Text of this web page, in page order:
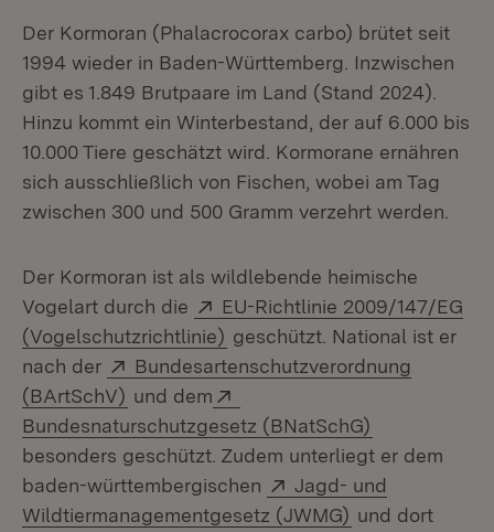
Der Kormoran (Phalacrocorax carbo) brütet seit
1994 wieder in Baden-Württemberg. Inzwischen
gibt es 1.849 Brutpaare im Land (Stand 2024).
Hinzu kommt ein Winterbestand, der auf 6.000 bis
10.000 Tiere geschätzt wird. Kormorane ernähren
sich ausschließlich von Fischen, wobei am Tag
zwischen 300 und 500 Gramm verzehrt werden.
Der Kormoran ist als wildlebende heimische
Vogelart durch die
Extern:
EU-Richtlinie 2009/147/EG
(Vogelschutzrichtlinie) (Öffnet in neuem Fenster)
geschützt. National ist er
nach der
Extern:
Bundesartenschutzverordnung
(BArtSchV) (Öffnet in neuem Fenster)
und dem
Bundesnaturschutzgesetz (BNatSchG)
besonders geschützt. Zudem unterliegt er dem
baden-württembergischen
Extern:
Jagd- und
Wildtiermanagementgesetz (JWMG) (Öffnet in
und dort